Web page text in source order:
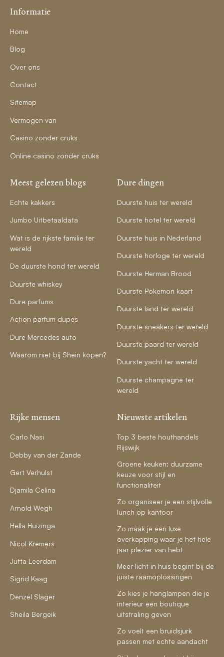
Informatie
Home
Blog
Over ons
Contact
Sitemap
Vermogen van
Casino zonder cruks
Online casino zonder cruks
Meest gelezen blogs
Echte kakkers
Jumbo Uitbetaaldata
Wat is de rijkste familie ter
wereld
De duurste hond ter wereld
Duurste whiskey
Dure parfums
Action parfum dupes
Dure Mercedes auto
Waarom niet bij Shein kopen?
Dure dingen
Duurste huis ter wereld
Duurste hotel ter wereld
Duurste huis in Nederland
Duurste horloge ter wereld
Duurste Herman Brood
Duurste Pokemon kaart
Duurste land ter wereld
Duurste sneakers ter wereld
Duurste paard ter wereld
Duurste yacht ter wereld
Duurste champagne ter
wereld
Rijke mensen
Carlo Nasi
Debby van der Zande
Gert Verhulst
Djamila Celina
Arnold Wegh
Hella Huizinga
Nicol Kremers
Jutta Leerdam
Sigrid Kaag
Denzel Slager
Sheila Bergeik
Nieuwste artikelen
Top 3 beste houthandels
Rijswijk
Groene keuken: duurzame
keuze voor stijl en
functionaliteit
Zo organiseer je een stijlvolle
lunch op kantoor
Zo maak je een luxe
overkapping waar je het hele
jaar plezier van hebt
Meer licht in huis begint bij de
juiste raamoplossingen
Zo kies je hanglampen die je
interieur een boutique
uitstraling geven
Zo voelt een bruidsjurk
passen met echte aandacht